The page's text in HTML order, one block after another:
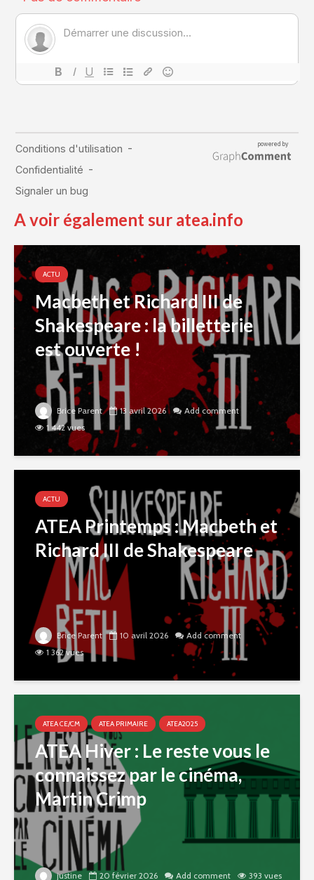
A voir également sur atea.info
ACTU
Macbeth et Richard III de
Shakespeare : la billetterie
est ouverte !
Brice Parent 13 avril 2026
Add comment
1 442 vues
ACTU
ATEA Printemps : Macbeth et
Richard III de Shakespeare
Brice Parent 10 avril 2026
Add comment
1 362 vues
ATEA CE/CM ATEA PRIMAIRE ATEA2025
ATEA Hiver : Le reste vous le
connaissez par le cinéma,
Martin Crimp
justine 20 février 2026 Add comment 393 vues